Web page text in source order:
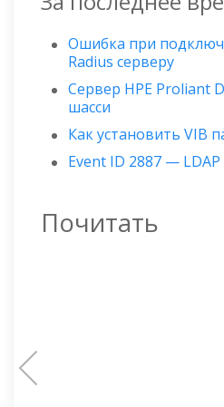
Ошибка при
Radius серверу
Сервер HPE Proliant
шасси
Как установить VIB
Event ID 2887 —
Почитать